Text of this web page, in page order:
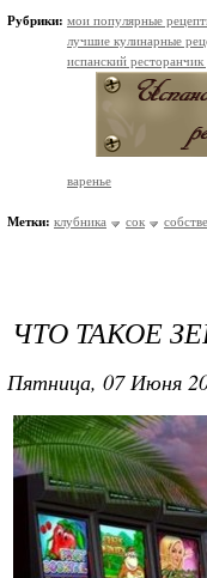
Рубрики: мои популярные
лучшие кулинарные
испанский
варенье
Метки: клубника сок
ЧТО ТАКОЕ
Пятница, 07 Июня